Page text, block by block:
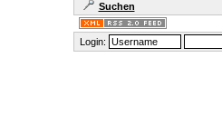
Suchen
Login: